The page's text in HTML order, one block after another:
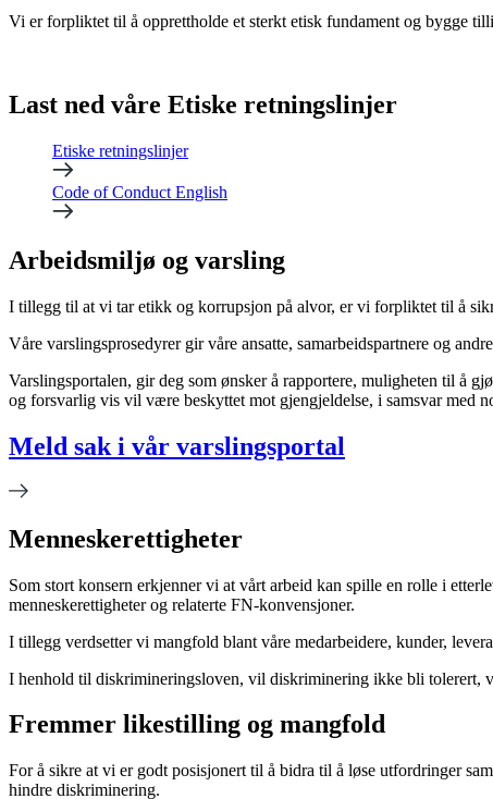
Vi er forpliktet til å opprettholde et sterkt etisk fundament og bygge
Last ned våre Etiske retningslinjer
Etiske retningslinjer
Code of Conduct English
Arbeidsmiljø og varsling
I tillegg til at vi tar etikk og korrupsjon på alvor, er vi forpliktet til å
Våre varslingsprosedyrer gir våre ansatte, samarbeidspartnere og andre
Varslingsportalen, gir deg som ønsker å rapportere, muligheten til å
og forsvarlig vis vil være beskyttet mot gjengjeldelse, i samsvar med
Meld sak i vår varslingsportal
Menneskerettigheter
Som stort konsern erkjenner vi at vårt arbeid kan spille en rolle i
menneskerettigheter og relaterte FN-konvensjoner.
I tillegg verdsetter vi mangfold blant våre medarbeidere, kunder,
I henhold til diskrimineringsloven, vil diskriminering ikke bli tolerert,
Fremmer likestilling og mangfold
For å sikre at vi er godt posisjonert til å bidra til å løse utfordringer
hindre diskriminering.